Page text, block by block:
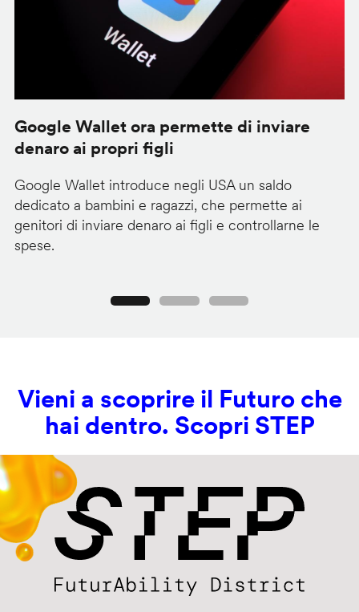
Google Wallet ora permette di inviare
denaro ai propri figli
Google Wallet introduce negli USA un saldo
dedicato a bambini e ragazzi, che permette ai
genitori di inviare denaro ai figli e controllarne le
spese.
Vieni a scoprire il Futuro che
hai dentro. Scopri STEP